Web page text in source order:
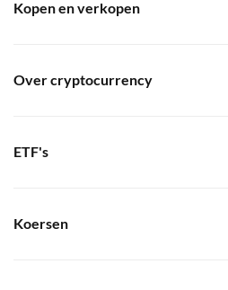
Kopen en verkopen
Over cryptocurrency
ETF's
Koersen